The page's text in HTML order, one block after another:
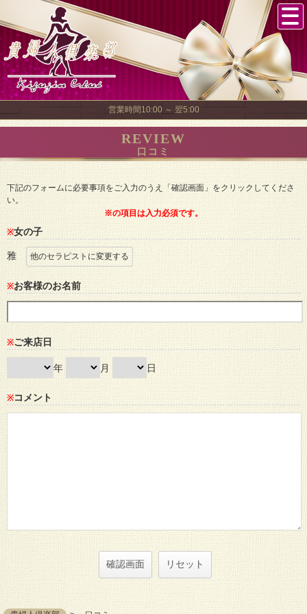
営業時間10:00 ～ 翌5:00
REVIEW
口コミ
下記のフォームに必要事項をご入力のうえ「確認画面」をクリックしてくださ
い。
※の項目は入力必須です。
※女の子
雅 他のセラピストに変更する
※お客様のお名前
※ご来店日
年 月 日
※コメント